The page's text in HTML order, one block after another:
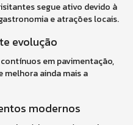
segue ativo devido à
e atrações locais.
evolução
em pavimentação,
melhora ainda mais a
modernos